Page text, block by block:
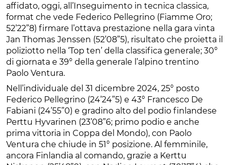
affidato, oggi, all’Inseguimento in tecnica classica,
format che vede Federico Pellegrino (Fiamme Oro;
52’22”8) firmare l’ottava prestazione nella gara vinta
Jan Thomas Jenssen (52’08”5), risultato che proietta il
poliziotto nella ‘Top ten’ della classifica generale; 30°
di giornata e 39° della generale l’alpino trentino
Paolo Ventura.
Nell’individuale del 31 dicembre 2024, 25° posto
Federico Pellegrino (24’24”5) e 43° Francesco De
Fabiani (24’55”0) e gradino alto del podio finlandese
Perttu Hyvarinen (23’08”6; primo podio e anche
prima vittoria in Coppa del Mondo), con Paolo
Ventura che chiude in 51° posizione. Al femminile,
ancora Finlandia al comando, grazie a Kerttu